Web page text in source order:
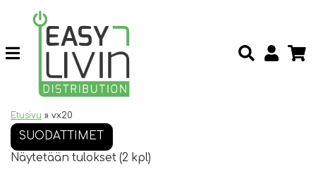
Etusivu » vx20
SUODATTIMET
Näytetään tulokset (2 kpl)